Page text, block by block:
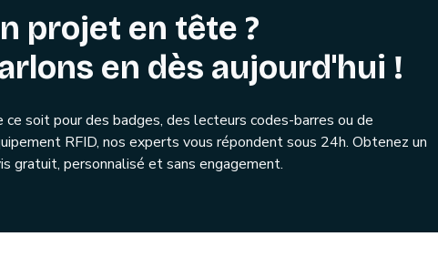
projet en tête ?
en dès aujourd'hui !
ce soit pour des badges, des lecteurs codes-barres ou de
RFID, nos experts vous répondent sous 24h. Obtenez un
gratuit, personnalisé et sans engagement.